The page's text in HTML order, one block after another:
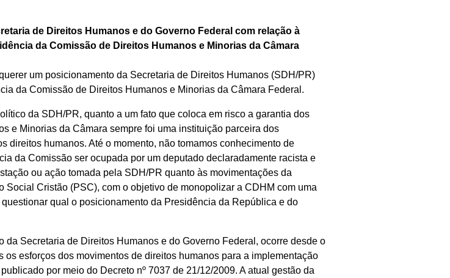
de Direitos Humanos e do Governo Federal com relação à
da Comissão de Direitos Humanos e Minorias da Câmara
um posicionamento da Secretaria de Direitos Humanos (SDH/PR)
da Comissão de Direitos Humanos e Minorias da Câmara Federal.
da SDH/PR, quanto a um fato que coloca em risco a garantia dos
e Minorias da Câmara sempre foi uma instituição parceira dos
direitos humanos. Até o momento, não tomamos conhecimento de
da Comissão ser ocupada por um deputado declaradamente racista e
ou ação tomada pela SDH/PR quanto às movimentações da
Cristão (PSC), com o objetivo de monopolizar a CDHM com uma
qual o posicionamento da Presidência da República e do
da Secretaria de Direitos Humanos e do Governo Federal, ocorre desde o
esforços dos movimentos de direitos humanos para a implementação
por meio do Decreto nº 7037 de 21/12/2009. A atual gestão da